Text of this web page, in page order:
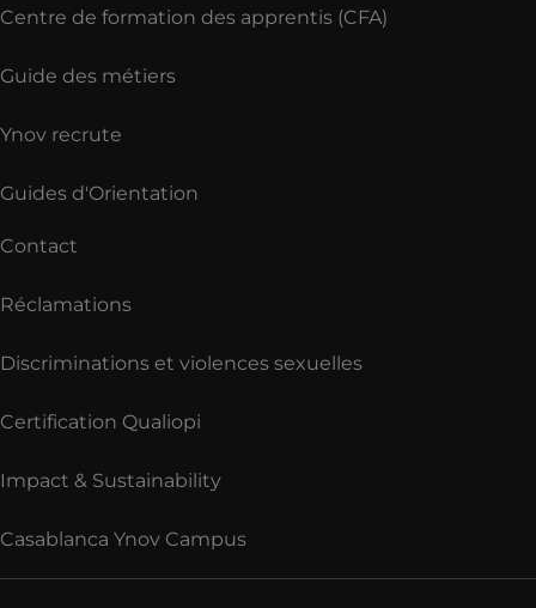
Centre de formation des apprentis (CFA)
Guide des métiers
Ynov recrute
Guides d'Orientation
Contact
Réclamations
Discriminations et violences sexuelles
Certification Qualiopi
Impact & Sustainability
Casablanca Ynov Campus